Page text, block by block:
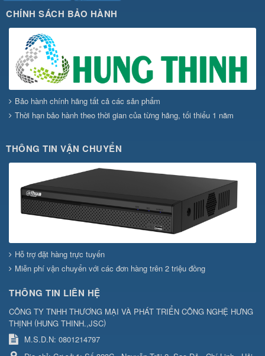
CHÍNH SÁCH BẢO HÀNH
Bảo hành chính hãng tất cả các sản phẩm
Thời hạn bảo hành theo thời gian của từng hãng, tối thiểu 1 năm
THÔNG TIN VẬN CHUYỂN
Hỗ trợ đặt hàng trực tuyến
Miễn phí vận chuyển với các đơn hàng trên 2 triệu đồng
THÔNG TIN LIÊN HỆ
CÔNG TY TNHH THƯƠNG MẠI VÀ PHÁT TRIỂN CÔNG NGHỆ HƯNG
THỊNH (HUNG THINH.,JSC)
M.S.D.N: 0801214797